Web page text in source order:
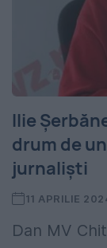
Ilie
drum de
jurnaliști
11 APRILIE
Dan MV